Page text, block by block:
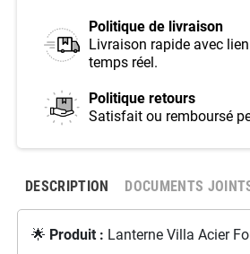
Politique de livraison
Livraison rapide avec
temps réel.
Politique retours
Satisfait ou remboursé
DESCRIPTION DOCUMENTS
🌟 Produit : Lanterne Villa Acier